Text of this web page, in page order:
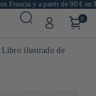
y a partir de 90 € en
0
Libro ilustrado de